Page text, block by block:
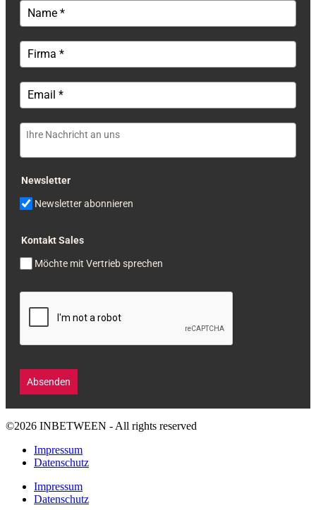
Newsletter
Newsletter abonnieren
Kontakt Sales
Möchte mit Vertrieb sprechen
Absenden
©2026 INBETWEEN - All rights reserved
Impressum
Datenschutz
Impressum
Datenschutz